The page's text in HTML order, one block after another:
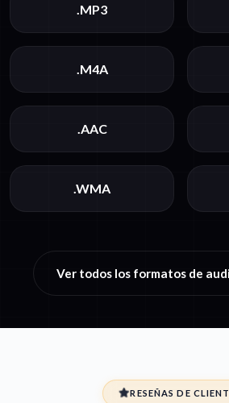
.MP3
.M4A
.AAC
.WMA
Ver todos los formatos de
RESEÑAS DE